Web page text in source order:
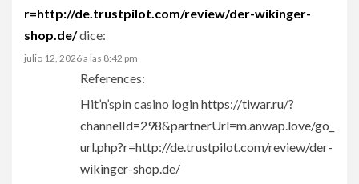
r=http://de.trustpilot.com/review/der-wikinger-
shop.de/dice:
julio 12, 2026 a las 8:42 pm
References:
Hit’n’spin casino loginhttps://tiwar.ru/?
channelId=298&partnerUrl=m.anwap.love/go_
url.php?r=http://de.trustpilot.com/review/der-
wikinger-shop.de/